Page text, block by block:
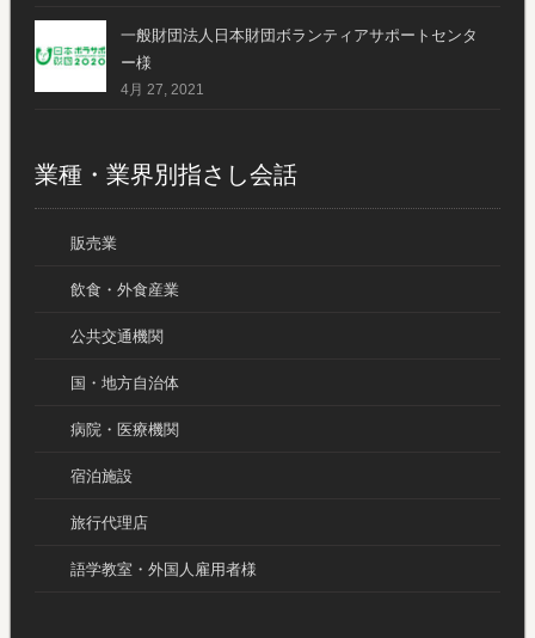
一般財団法人日本財団ボランティアサポートセンタ
ー様
4月 27, 2021
業種・業界別指さし会話
販売業
飲食・外食産業
公共交通機関
国・地方自治体
病院・医療機関
宿泊施設
旅行代理店
語学教室・外国人雇用者様